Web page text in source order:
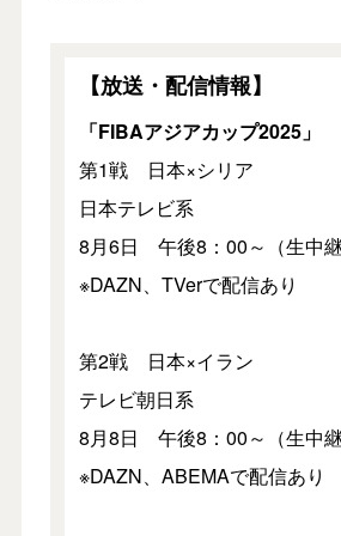
【放送・配信情報】
「FIBAアジアカップ2025」
第1戦 日本×シリア
日本テレビ系
8月6日 午後8：00～（生中継
※DAZN、TVerで配信あり
第2戦 日本×イラン
テレビ朝日系
8月8日 午後8：00～（生中継
※DAZN、ABEMAで配信あり